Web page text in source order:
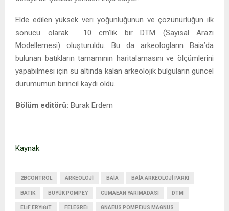
Elde edilen yüksek veri yoğunluğunun ve çözünürlüğün ilk
sonucu olarak 10 cm’lik bir DTM (Sayısal Arazi
Modellemesi) oluşturuldu. Bu da arkeologların Baia’da
bulunan batıkların tamamının haritalamasını ve ölçümlerini
yapabilmesi için su altında kalan arkeolojik bulguların güncel
durumumun birincil kaydı oldu.
Bölüm editörü: Burak Erdem
Kaynak
2BCONTROL ARKEOLOJI BAIA BAIA ARKEOLOJI PARKI
BATIK BÜYÜK POMPEY CUMAEAN YARIMADASI DTM
ELIF ERYIĞIT FELEGREI GNAEUS POMPEIUS MAGNUS